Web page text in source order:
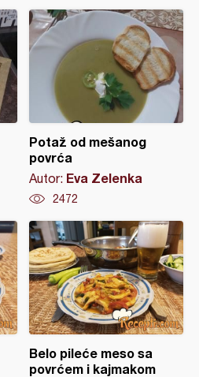
Potaž od mešanog
povrća
Autor: Eva Zelenka
2472
Belo pileće meso sa
povrćem i kajmakom